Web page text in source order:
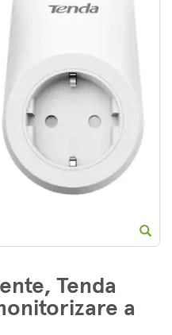
Tenda
a